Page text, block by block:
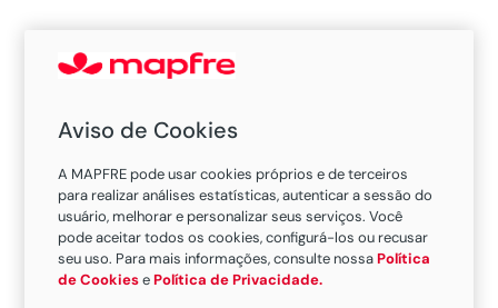
Através do boleto bancário enviado
mensalmente, podendo ser liquidado
Aviso de Cookies
A MAPFRE pode usar cookies próprios e de terceiros
para realizar análises estatísticas, autenticar a sessão do
usuário, melhorar e personalizar seus serviços. Você
pode aceitar todos os cookies, configurá-los ou recusar
seu uso. Para mais informações, consulte nossaPolítica
de CookiesePolítica de Privacidade.